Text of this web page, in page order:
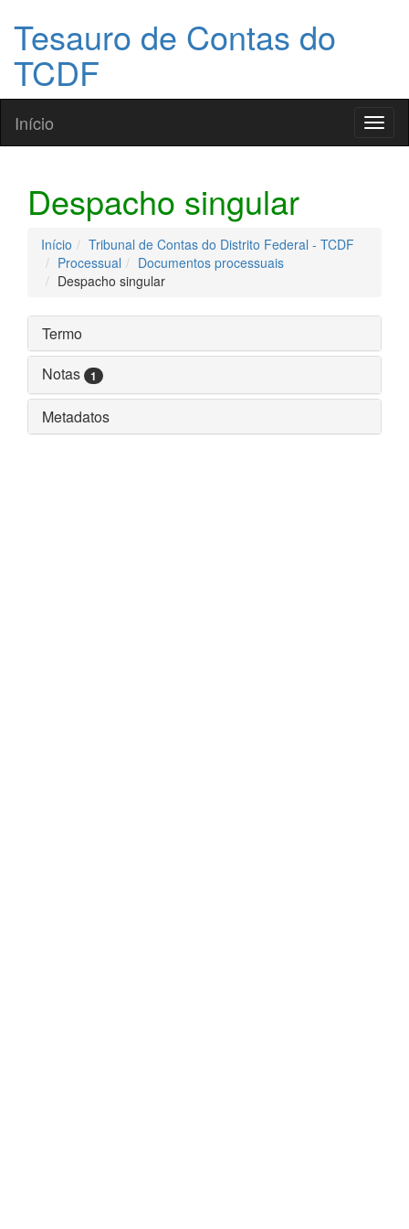
Tesauro de Contas do
TCDF
Início
Despacho singular
Início
Tribunal de Contas do Distrito Federal - TCDF
Processual
Documentos processuais
Despacho singular
Termo
Notas
1
Metadatos